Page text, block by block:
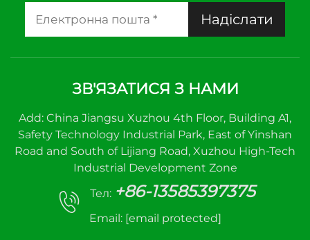
Надіслати
ЗВ'ЯЗАТИСЯ З НАМИ
Add: China Jiangsu Xuzhou 4th Floor, Building A1,
Safety Technology Industrial Park, East of Yinshan
Road and South of Lijiang Road, Xuzhou High-Tech
Industrial Development Zone
Тел: +86-13585397375
Email: [email protected]